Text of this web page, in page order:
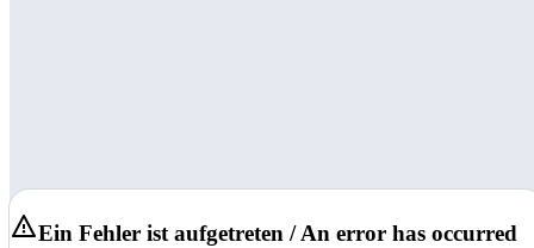
Ein Fehler ist aufgetreten / An error has occurred